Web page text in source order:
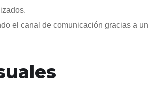
el canal de comunicación gracias a un